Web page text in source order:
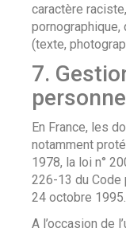
caractère
(texte,
7.
En France, les
notamment
1978, la loi n°
226-13 du Code
24 octobre 1995.
A l’occasion de